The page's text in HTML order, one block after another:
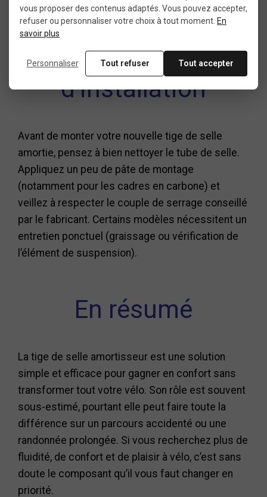
Quelques conseils
d’installation
Avant de monter votre nouvelle tige de selle
amortie, pensez à bien nettoyer le tube de selle.
Appliquez un peu de pâte de montage
(notamment pour les cadres en carbone) et
veillez à respecter le couple de serrage conseillé
par le fabricant. Certains modèles nécessitent un
entretien ponctuel (graissage ou vérification de
l’élément de suspension).
En résumé
La tige de selle amortisseur est une solution
simple et efficace pour gagner en confort sans
transformer tout votre vélo. Son rôle est souvent
sous-estimé, pourtant elle peut faire toute la
différence sur un parcours accidenté ou une
randonnée prolongée. Si vous recherchez plus de
fluidité, de confort et de plaisir à vélo, c’est sans
doute le composant qu’il vous faut changer en
priorité.
vous proposer des contenus adaptés. Vous pouvez accepter,
refuser ou personnaliser votre choix à tout moment. En
savoir plus
Personnaliser Tout refuser Tout accepter